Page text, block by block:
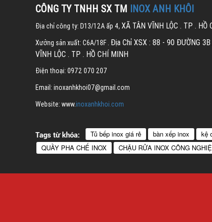
CÔNG TY TNHH SX TM INOX ANH KHÔI
Địa chỉ công ty: D13/12A ấp 4, XÃ TÂN VĨNH LỘC . TP . HỒ
Xưởng sản xuất: C6A/18F . Địa Chỉ XSX : 88 - 90 ĐƯỜNG
VĨNH LỘC . TP . HỒ CHÍ MINH
Điện thoại: 0972 070 207
Email: inoxanhkhoi07@gmail.com
Website: www.inoxanhkhoi.com
Tags từ khóa: Tủ bếp inox giá rẻ bàn xếp inox kệ
QUẦY PHA CHẾ INOX
CHẬU RỬA INOX CÔNG